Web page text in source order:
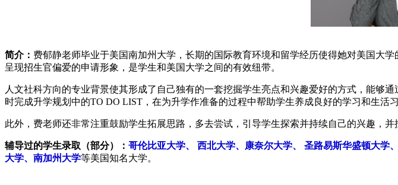
简介： 费郁静老师毕业于美国南加州大学，长期的国际教育环境和留学经历使得她对美国大
呈现招生官偏爱的申请形象，是学生和美国大学之间的有效纽带。
人文社科方向的专业背景使其形成了自己独有的一套挖掘学生亮点和兴趣爱好的方式，能够
时完成升学规划中的TO DO LIST，在为升学作准备的过程中帮助学生养成良好的学习和生活习
此外，费老师还非常注重鼓励学生拓展思路，多去尝试，引导学生探索并持续自己的兴趣，
辅导过的学生录取（部分）： 哥伦比亚大学、 西北大学、康奈尔大学、 圣路易斯华盛顿大学
大学、南加州大学等美国知名大学。